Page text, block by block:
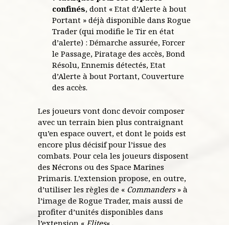
confinés, dont « Etat d’Alerte à bout
Portant » déjà disponible dans Rogue
Trader (qui modifie le Tir en état
d’alerte) : Démarche assurée, Forcer
le Passage, Piratage des accès, Bond
Résolu, Ennemis détectés, Etat
d’Alerte à bout Portant, Couverture
des accès.
Les joueurs vont donc devoir composer
avec un terrain bien plus contraignant
qu’en espace ouvert, et dont le poids est
encore plus décisif pour l’issue des
combats. Pour cela les joueurs disposent
des Nécrons ou des Space Marines
Primaris. L’extension propose, en outre,
d’utiliser les règles de « Commanders» à
l’image de Rogue Trader, mais aussi de
profiter d’unités disponibles dans
l’extension « Elites« .